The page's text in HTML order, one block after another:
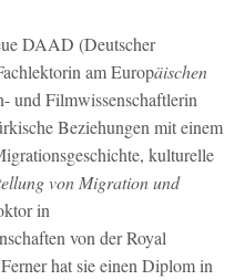
DAAD (Deutscher
am Europäischen
und Filmwissenschaftlerin
Beziehungen mit einem
kulturelle
von Migration und
in
von der Royal
hat sie einen Diplom in